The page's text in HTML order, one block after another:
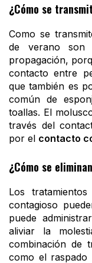
¿Cómo se
Como se
de verano son
propagación,
contacto entre
que también es
común de
toallas. El
través del
por el contacto
¿Cómo se
Los
contagioso
puede
aliviar la
combinación de
como el raspado